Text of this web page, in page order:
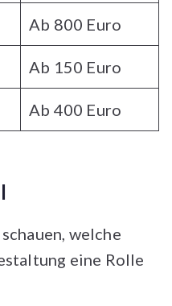
Ab 800 Euro
Ab 150 Euro
Ab 400 Euro
welche
eine Rolle